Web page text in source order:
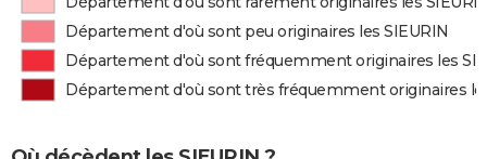
Département d'où sont peu originaires les SIEURIN
Département d'où sont fréquemment originaires les
Département d'où sont très fréquemment originaires